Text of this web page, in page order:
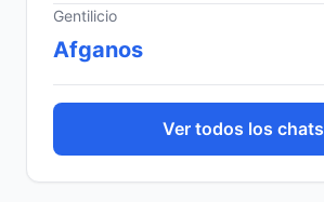
Gentilicio
Afganos
Ver todos los chats